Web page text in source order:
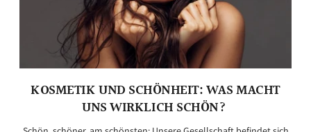
KOSMETIK UND SCHÖNHEIT: WAS MACHT
UNS WIRKLICH SCHÖN?